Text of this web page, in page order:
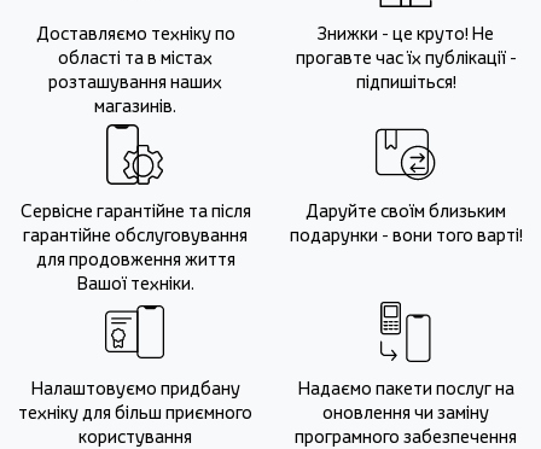
Доставляємо техніку по
області та в містах
розташування наших
магазинів.
Знижки - це круто! Не
прогавте час їх публікації -
підпишіться!
Сервісне гарантійне та після
гарантійне обслуговування
для продовження життя
Вашої техніки.
Даруйте своїм близьким
подарунки - вони того варті!
Налаштовуємо придбану
техніку для більш приємного
користування
Надаємо пакети послуг на
оновлення чи заміну
програмного забезпечення